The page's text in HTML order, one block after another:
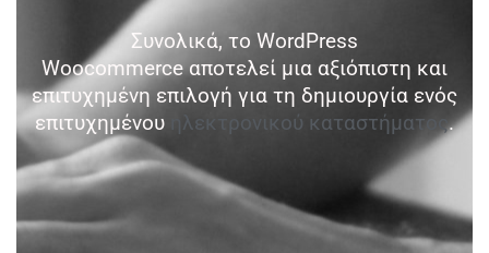
Συνολικά, το WordPress
Woocommerce αποτελεί μια αξιόπιστη και
επιτυχημένη επιλογή για τη δημιουργία ενός
επιτυχημένου
ηλεκτρονικού καταστήματος.